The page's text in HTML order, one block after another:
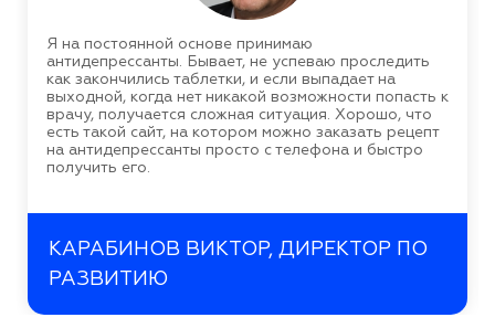
Я на постоянной основе принимаю
антидепрессанты. Бывает, не успеваю проследить
как закончились таблетки, и если выпадает на
выходной, когда нет никакой возможности попасть к
врачу, получается сложная ситуация. Хорошо, что
есть такой сайт, на котором можно заказать рецепт
на антидепрессанты просто с телефона и быстро
получить его.
КАРАБИНОВ ВИКТОР, ДИРЕКТОР ПО
РАЗВИТИЮ